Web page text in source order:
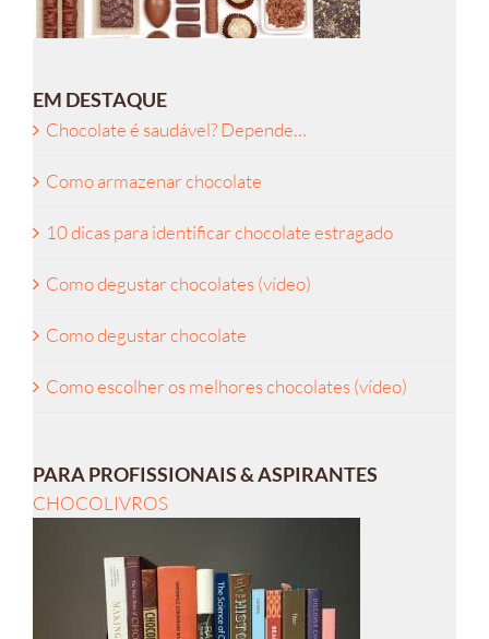
EM DESTAQUE
Chocolate é saudável? Depende…
Como armazenar chocolate
10 dicas para identificar chocolate estragado
Como degustar chocolates (vídeo)
Como degustar chocolate
Como escolher os melhores chocolates (vídeo)
PARA PROFISSIONAIS & ASPIRANTES
CHOCOLIVROS